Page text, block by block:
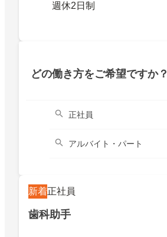
週休2日制
どの働き方をご希望ですか？
正社員
アルバイト・パート
新着正社員
歯科助手